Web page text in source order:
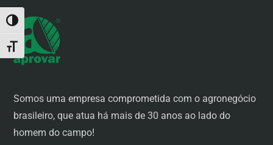
ALTERNAR ALTO CONTRASTE
ALTERNAR TAMANHO DA FONTE
Somos uma empresa comprometida com o agronegócio
brasileiro, que atua há mais de 30 anos ao lado do
homem do campo!